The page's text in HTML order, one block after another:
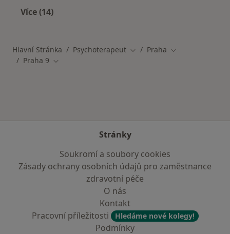
Více (14)
Hlavní Stránka Psychoterapeut Změna města
Praha Změna města
Praha 9 Změna města
Stránky
Soukromí a soubory cookies
Zásady ochrany osobních údajů pro zaměstnance
zdravotní péče
O nás
Kontakt
Pracovní příležitosti
Hledáme nové kolegy!
Podmínky